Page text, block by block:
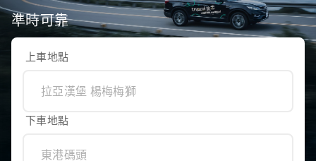
準時可靠
上車地點
下車地點